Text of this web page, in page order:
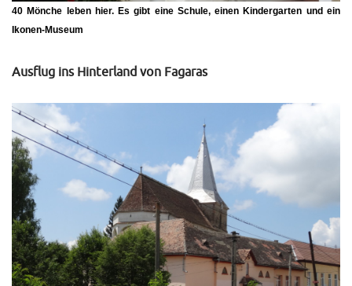
40 Mönche leben hier. Es gibt eine Schule, einen Kindergarten und ein
Ikonen-Museum
Ausflug ins Hinterland von Fagaras